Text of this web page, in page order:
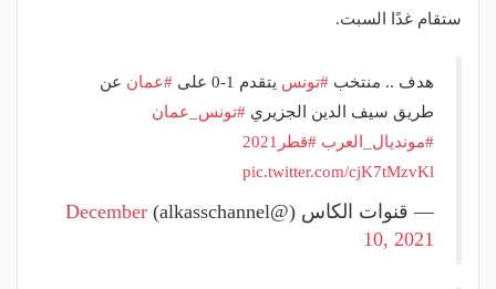
ستقام غدًا السبت.
هدف .. منتخب #تونس يتقدم 1-0 على #عمان عن
طريق سيف الدين الجزيري #تونس_عمان
#مونديال_العرب #قطر2021
pic.twitter.com/cjK7tMzvKl
— قنوات الكاس (@alkasschannel)
December
10, 2021